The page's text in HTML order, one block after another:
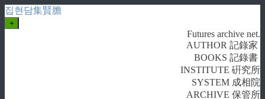
집현담集賢膽
+
Futures archive net.
AUTHOR 記錄家
BOOKS 記錄書
INSTITUTE 硏究所
SYSTEM 成相院
ARCHIVE 保管所